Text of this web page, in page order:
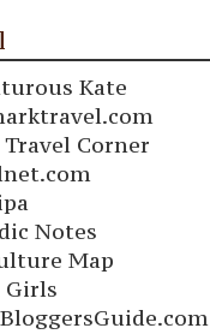
Kate
Travel Corner
Notes
Map
Girls